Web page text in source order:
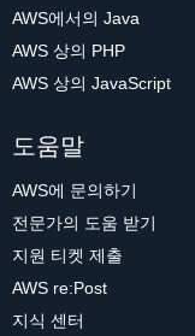
AWS에서의 Java
AWS 상의 PHP
AWS 상의 JavaScript
도움말
AWS에 문의하기
전문가의 도움 받기
지원 티켓 제출
AWS re:Post
지식 센터